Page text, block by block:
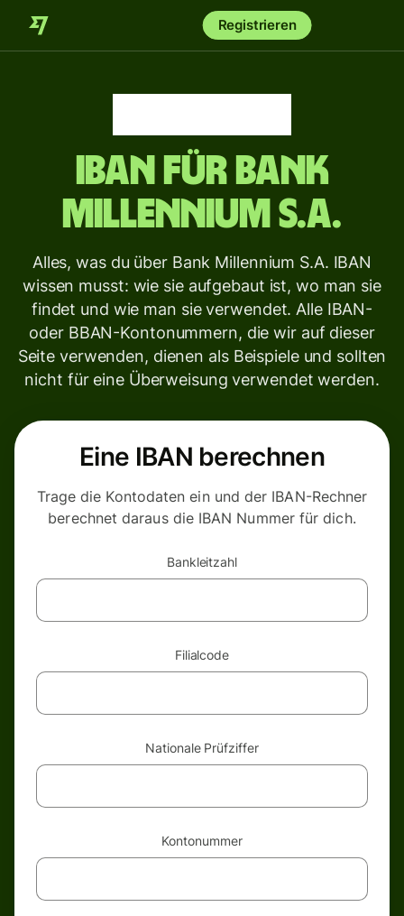
Registrieren
IBAN für Bank
Millennium S.A.
Alles, was du über Bank Millennium S.A. IBAN
wissen musst: wie sie aufgebaut ist, wo man sie
findet und wie man sie verwendet. Alle IBAN-
oder BBAN-Kontonummern, die wir auf dieser
Seite verwenden, dienen als Beispiele und sollten
nicht für eine Überweisung verwendet werden.
Eine IBAN berechnen
Trage die Kontodaten ein und der IBAN-Rechner
berechnet daraus die IBAN Nummer für dich.
Bankleitzahl
Filialcode
Nationale Prüfziffer
Kontonummer